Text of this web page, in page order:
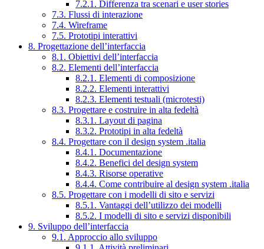
7.2.1. Differenza tra scenari e user stories
7.3. Flussi di interazione
7.4. Wireframe
7.5. Prototipi interattivi
8. Progettazione dell’interfaccia
8.1. Obiettivi dell’interfaccia
8.2. Elementi dell’interfaccia
8.2.1. Elementi di composizione
8.2.2. Elementi interattivi
8.2.3. Elementi testuali (microtesti)
8.3. Progettare e costruire in alta fedeltà
8.3.1. Layout di pagina
8.3.2. Prototipi in alta fedeltà
8.4. Progettare con il design system .italia
8.4.1. Documentazione
8.4.2. Benefici del design system
8.4.3. Risorse operative
8.4.4. Come contribuire al design system .italia
8.5. Progettare con i modelli di sito e servizi
8.5.1. Vantaggi dell’utilizzo dei modelli
8.5.2. I modelli di sito e servizi disponibili
9. Sviluppo dell’interfaccia
9.1. Approccio allo sviluppo